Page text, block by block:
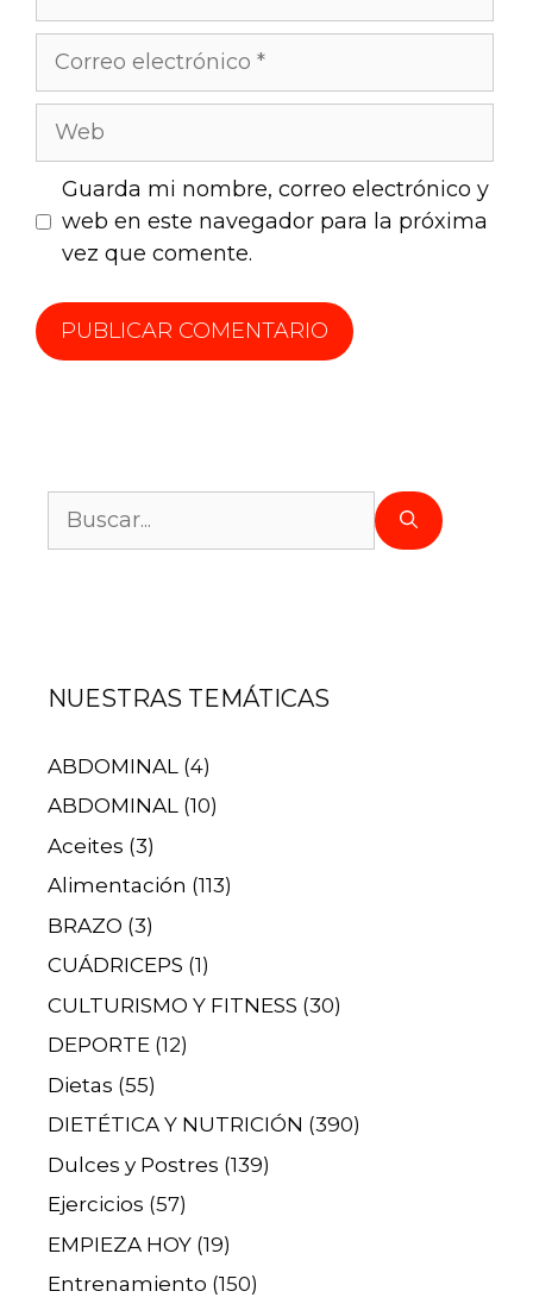
Guarda mi nombre, correo electrónico y
web en este navegador para la próxima
vez que comente.
NUESTRAS TEMÁTICAS
ABDOMINAL (4)
ABDOMINAL (10)
Aceites (3)
Alimentación (113)
BRAZO (3)
CUÁDRICEPS (1)
CULTURISMO Y FITNESS (30)
DEPORTE (12)
Dietas (55)
DIETÉTICA Y NUTRICIÓN (390)
Dulces y Postres (139)
Ejercicios (57)
EMPIEZA HOY (19)
Entrenamiento (150)